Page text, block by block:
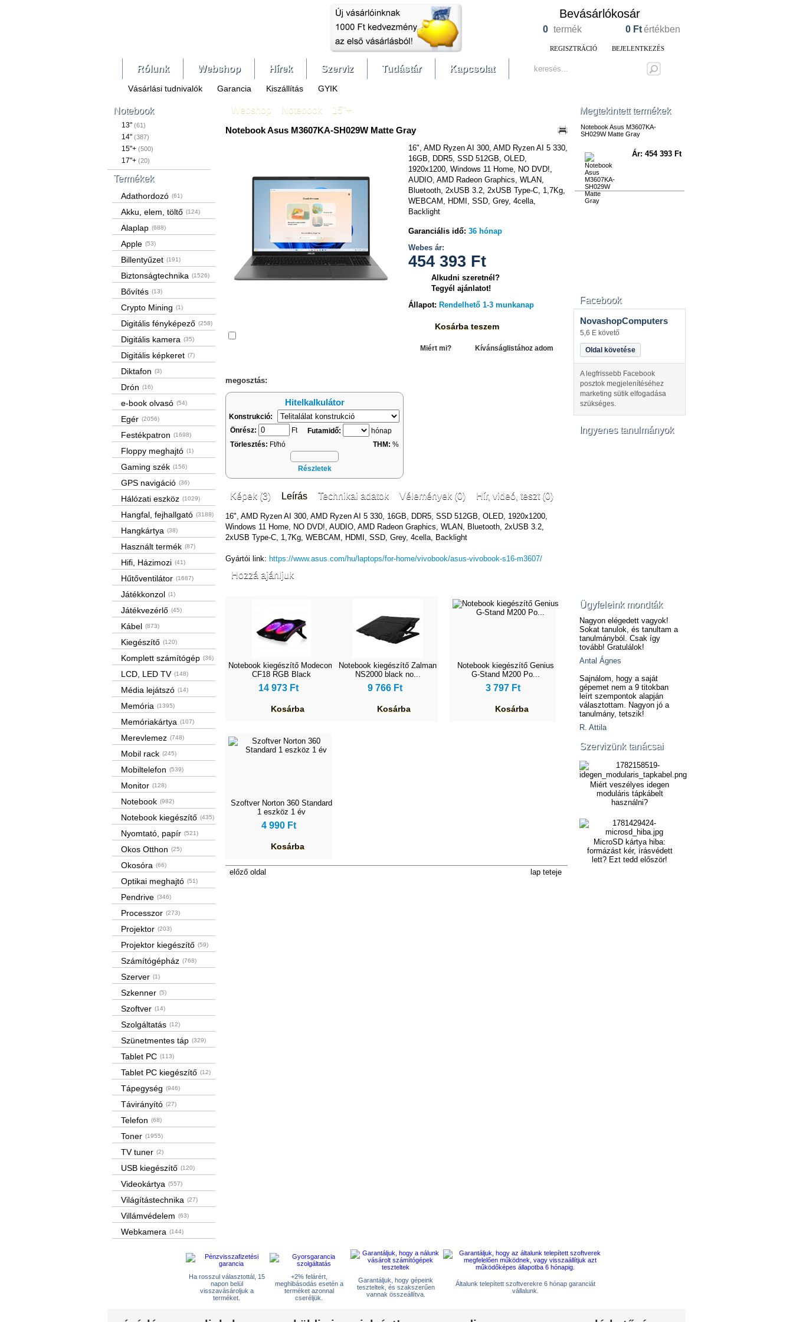
Bevásárlókosár
0 termék 0 Ftértékben
REGISZTRÁCIÓ BEJELENTKEZÉS
Rólunk Webshop Hírek Szerviz Tudástár Kapcsolat
Vásárlási tudnivalók Garancia Kiszállítás GYIK
Notebook
13" (61)
14" (387)
15"+ (500)
17"+ (20)
Termékek
Adathordozó (61)
Akku, elem, töltő (124)
Alaplap (688)
Apple (53)
Billentyűzet (191)
Biztonságtechnika (1526)
Bővítés (13)
Crypto Mining (1)
Digitális fényképező (258)
Digitális kamera (35)
Digitális képkeret (7)
Diktafon (3)
Drón (16)
e-book olvasó (54)
Egér (2056)
Festékpatron (1698)
Floppy meghajtó (1)
Gaming szék (156)
GPS navigáció (36)
Hálózati eszköz (1029)
Hangfal, fejhallgató (3188)
Hangkártya (38)
Használt termék (87)
Hifi, Házimozi (41)
Hűtőventilátor (1687)
Játékkonzol (1)
Játékvezérlő (45)
Kábel (873)
Kiegészítő (120)
Komplett számítógép (36)
LCD, LED TV (148)
Média lejátszó (14)
Memória (1395)
Memóriakártya (107)
Merevlemez (748)
Mobil rack (245)
Mobiltelefon (539)
Monitor (128)
Notebook (982)
Notebook kiegészítő (435)
Nyomtató, papír (521)
Okos Otthon (25)
Okosóra (66)
Optikai meghajtó (51)
Pendrive (346)
Processzor (273)
Projektor (203)
Projektor kiegészítő (59)
Számítógépház (768)
Szerver (1)
Szkenner (5)
Szoftver (14)
Szolgáltatás (12)
Szünetmentes táp (329)
Tablet PC (113)
Tablet PC kiegészítő (12)
Tápegység (946)
Távirányító (27)
Telefon (68)
Toner (1955)
TV tuner (2)
USB kiegészítő (120)
Videokártya (557)
Világítástechnika (27)
Villámvédelem (63)
Webkamera (144)
Webshop Notebook
15"+
Notebook Asus M3607KA-SH029W Matte Gray
megosztás:
Hitelkalkulátor
Konstrukció:
Önrész:
Ft Futamidő:
hónap
Törlesztés: Ft/hó THM: %
Részletek
16", AMD Ryzen AI 300, AMD Ryzen AI 5 330,
16GB, DDR5, SSD 512GB, OLED,
1920x1200, Windows 11 Home, NO DVD!,
AUDIO, AMD Radeon Graphics, WLAN,
Bluetooth, 2xUSB 3.2, 2xUSB Type-C, 1,7Kg,
WEBCAM, HDMI, SSD, Grey, 4cella,
Backlight
Garanciális idő: 36 hónap
Webes ár:
454 393 Ft
Alkudni szeretnél?
Tegyél ajánlatot!
Állapot: Rendelhető 1-3 munkanap
Kosárba teszem
Miért mi? Kívánságlistához adom
Képek (3) Leírás Technikai adatok Vélemények (0) Hír, videó, teszt (0)
16", AMD Ryzen AI 300, AMD Ryzen AI 5 330, 16GB, DDR5, SSD 512GB, OLED, 1920x1200,
Windows 11 Home, NO DVD!, AUDIO, AMD Radeon Graphics, WLAN, Bluetooth, 2xUSB 3.2,
2xUSB Type-C, 1,7Kg, WEBCAM, HDMI, SSD, Grey, 4cella, Backlight
Gyártói link: https://www.asus.com/hu/laptops/for-home/vivobook/asus-vivobook-s16-m3607/
Hozzá ajánljuk
Notebook kiegészítő Modecom
CF18 RGB Black
14 973 Ft
Kosárba
Notebook kiegészítő Zalman
NS2000 black no...
9 766 Ft
Kosárba
Notebook kiegészítő Genius
G-Stand M200 Po...
3 797 Ft
Kosárba
Szoftver Norton 360 Standard
1 eszköz 1 év
4 990 Ft
Kosárba
előző oldal lap teteje
Megtekintett termékek
Notebook Asus M3607KA-
SH029W Matte Gray
Ár: 454 393 Ft
Facebook
NovashopComputers
5,6 E követő
Oldal követése
A legfrissebb Facebook
posztok megjelenítéséhez
marketing sütik elfogadása
szükséges.
Ingyenes tanulmányok
Ügyfeleink mondták
Nagyon elégedett vagyok!
Sokat tanulok, és tanultam a
tanulmányból. Csak így
tovább! Gratulálok!
Antal Ágnes
Sajnálom, hogy a saját
gépemet nem a 9 titokban
leírt szempontok alapján
választottam. Nagyon jó a
tanulmány, tetszik!
R. Attila
Szervizünk tanácsai
Miért veszélyes idegen
moduláris tápkábelt
használni?
MicroSD kártya hiba:
formázást kér, írásvédett
lett? Ezt tedd először!
Ha rosszul választottál, 15
napon belül
visszavásároljuk a
terméket.
+2% felárért,
meghibásodás esetén a
terméket azonnal
cseréljük.
Garantáljuk, hogy gépeink
teszteltek, és szakszerűen
vannak összeállítva.
Általunk telepített szoftverekre 6 hónap garanciát
vállalunk.